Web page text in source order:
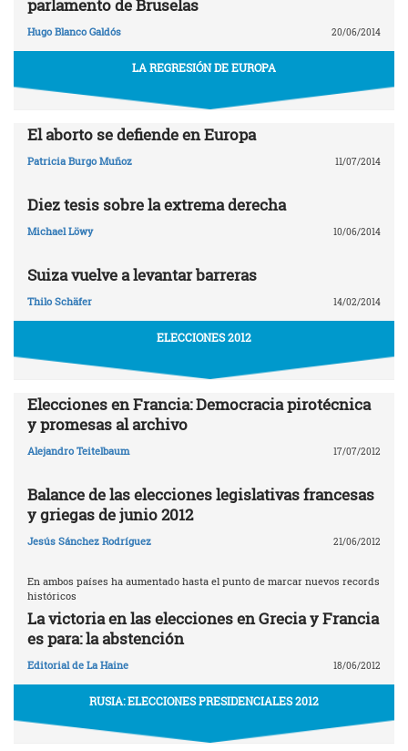
parlamento de Bruselas
Hugo Blanco Galdós 20/06/2014
LA REGRESIÓN DE EUROPA
El aborto se defiende en Europa
Patricia Burgo Muñoz 11/07/2014
Diez tesis sobre la extrema derecha
Michael Löwy 10/06/2014
Suiza vuelve a levantar barreras
Thilo Schäfer 14/02/2014
ELECCIONES 2012
Elecciones en Francia: Democracia pirotécnica
y promesas al archivo
Alejandro Teitelbaum 17/07/2012
Balance de las elecciones legislativas francesas
y griegas de junio 2012
Jesús Sánchez Rodríguez 21/06/2012
En ambos países ha aumentado hasta el punto de marcar nuevos records
históricos
La victoria en las elecciones en Grecia y Francia
es para: la abstención
Editorial de La Haine 18/06/2012
RUSIA: ELECCIONES PRESIDENCIALES 2012